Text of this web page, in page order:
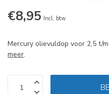
€8,95 Incl. btw
Mercury olievuldop voor 2,5 t/
meer.